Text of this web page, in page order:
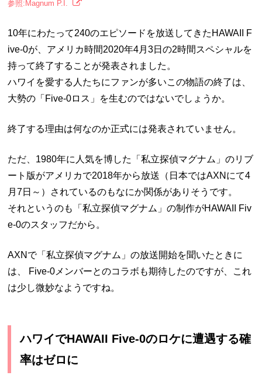
参照:Magnum P.I.
10年にわたって240のエピソードを放送してきたHAWAII F
ive-0が、アメリカ時間2020年4月3日の2時間スペシャルを
持って終了することが発表されました。
ハワイを愛する人たちにファンが多いこの物語の終了は、
大勢の「Five-0ロス」を生むのではないでしょうか。
終了する理由は何なのか正式には発表されていません。
ただ、1980年に人気を博した「私立探偵マグナム」のリブ
ート版がアメリカで2018年から放送（日本ではAXNにて4
月7日～）されているのもなにか関係がありそうです。
それというのも「私立探偵マグナム」の制作がHAWAII Fiv
e-0のスタッフだから。
AXNで「私立探偵マグナム」の放送開始を聞いたときに
は、 Five-0メンバーとのコラボも期待したのですが、これ
は少し微妙なようですね。
ハワイでHAWAII Five-0のロケに遭遇する確
率はゼロに